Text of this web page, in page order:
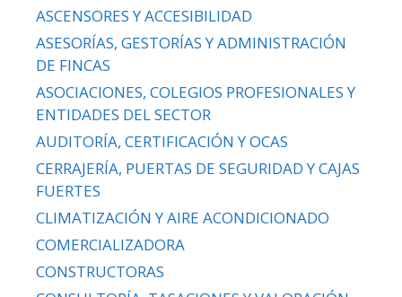
ASCENSORES Y ACCESIBILIDAD
ASESORÍAS, GESTORÍAS Y ADMINISTRACIÓN
DE FINCAS
ASOCIACIONES, COLEGIOS PROFESIONALES Y
ENTIDADES DEL SECTOR
AUDITORÍA, CERTIFICACIÓN Y OCAS
CERRAJERÍA, PUERTAS DE SEGURIDAD Y CAJAS
FUERTES
CLIMATIZACIÓN Y AIRE ACONDICIONADO
COMERCIALIZADORA
CONSTRUCTORAS